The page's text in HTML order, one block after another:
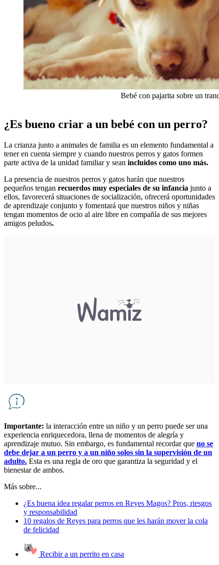
Bebé con pajarita sobre un
¿Es bueno criar a un bebé con un perro?
La crianza junto a animales de familia es un elemento fundamental a
tener en cuenta siempre y cuando nuestros perros y gatos formen
parte activa de la unidad familiar y sean incluidos como uno más.
La presencia de nuestros perros y gatos harán que nuestros
pequeños tengan recuerdos muy especiales de su infancia junto a
ellos, favorecerá situaciones de socialización, ofrecerá oportunidades
de aprendizaje conjunto y fomentará que nuestros niños y niñas
tengan momentos de ocio al aire libre en compañía de sus mejores
amigos peludos.
Importante: la interacción entre un niño y un perro puede ser una
experiencia enriquecedora, llena de momentos de alegría y
aprendizaje mutuo. Sin embargo, es fundamental recordar que no se
debe dejar a un perro y a un niño solos sin la supervisión de un
adulto. Esta es una regla de oro que garantiza la seguridad y el
bienestar de ambos.
Más sobre...
¿Es buena idea regalar perros en Reyes Magos? Pros, riesgos
y responsabilidad
10 regalos de Reyes para perros que les harán mover la cola
de felicidad
Recibir a un perrito en casa